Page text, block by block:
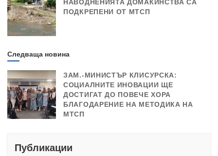
НАВОДНЕНИЯТА ДОМАКИНСТВА СА
ПОДКРЕПЕНИ ОТ МТСП
Следваща новина
ЗАМ.-МИНИСТЪР КЛИСУРСКА:
СОЦИАЛНИТЕ ИНОВАЦИИ ЩЕ
ДОСТИГАТ ДО ПОВЕЧЕ ХОРА
БЛАГОДАРЕНИЕ НА МЕТОДИКА НА
МТСП
Публикации